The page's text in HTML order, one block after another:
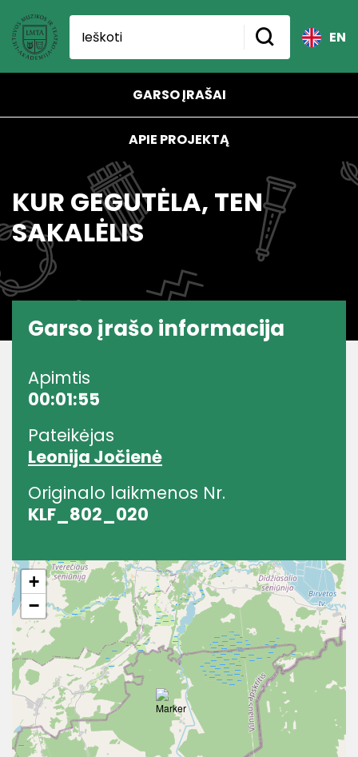
EN
GARSO ĮRAŠAI
APIE PROJEKTĄ
KUR GEGUTĖLA, TEN
SAKALĖLIS
Garso įrašo informacija
Apimtis
00:01:55
Pateikėjas
Leonija Jočienė
Originalo laikmenos Nr.
KLF_802_020
+
−